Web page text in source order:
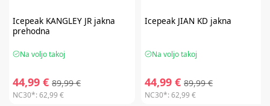
IcepeakKANGLEY JR jakna
prehodna
Na voljo takoj
44,99 € 89,99 €
NC30*:62,99 €
IcepeakJIAN KD jakna
Na voljo takoj
44,99 € 89,99 €
NC30*:62,99 €